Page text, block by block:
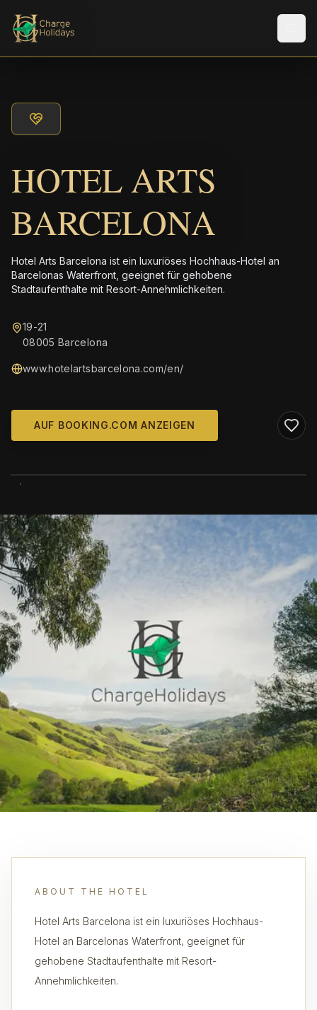
HOTEL ARTS
BARCELONA
Hotel Arts Barcelona ist ein luxuriöses Hochhaus-Hotel an
Barcelonas Waterfront, geeignet für gehobene
Stadtaufenthalte mit Resort-Annehmlichkeiten.
19-21
08005 Barcelona
www.hotelartsbarcelona.com/en/
AUF BOOKING.COM ANZEIGEN
ABOUT THE HOTEL
Hotel Arts Barcelona ist ein luxuriöses Hochhaus-
Hotel an Barcelonas Waterfront, geeignet für
gehobene Stadtaufenthalte mit Resort-
Annehmlichkeiten.